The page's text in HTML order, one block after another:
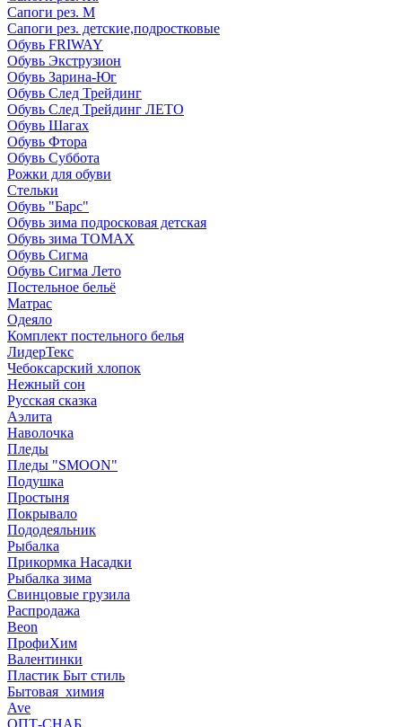
Сапоги рез. М
Сапоги рез. детские,подростковые
Обувь FRIWAY
Обувь Экструзион
Обувь Зарина-Юг
Обувь След Трейдинг
Обувь След Трейдинг ЛЕТО
Обувь Шагах
Обувь Фтора
Обувь Суббота
Рожки для обуви
Стельки
Обувь "Барс"
Обувь зима подросковая детская
Обувь зима ТОМАХ
Обувь Сигма
Обувь Сигма Лето
Постельное бельё
Матрас
Одеяло
Комплект постельного белья
ЛидерТекс
Чебоксарский хлопок
Нежный сон
Русская сказка
Аэлита
Наволочка
Пледы
Пледы "SMOON"
Подушка
Простыня
Покрывало
Пододеяльник
Рыбалка
Прикормка Насадки
Рыбалка зима
Свинцовые грузила
Распродажа
Beon
ПрофиХим
Валентинки
Пластик Быт стиль
Бытовая_химия
Ave
ОПТ-СНАБ